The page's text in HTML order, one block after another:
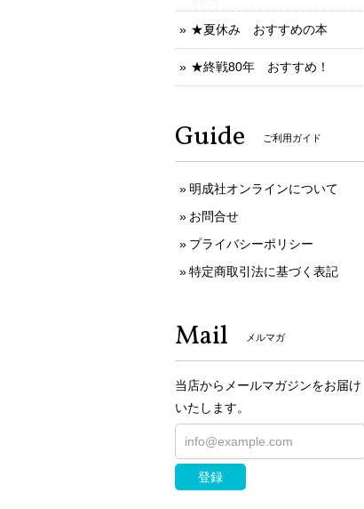
★夏休み おすすめの本
★終戦80年 おすすめ！
Guide ご利用ガイド
明成社オンラインについて
お問合せ
プライバシーポリシー
特定商取引法に基づく表記
Mail メルマガ
当店からメールマガジンをお届け
いたします。
登録